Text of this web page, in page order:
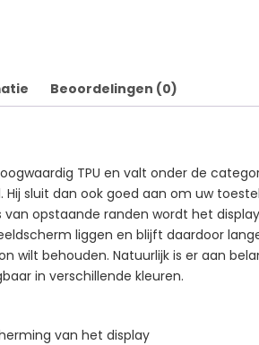
Beoordelingen (0)
TPU en valt onder de
sluit dan ook goed aan om uw
opstaande randen wordt het
liggen en blijft daardoor
wilt behouden. Natuurlijk is er aan
in verschillende kleuren.
van het display